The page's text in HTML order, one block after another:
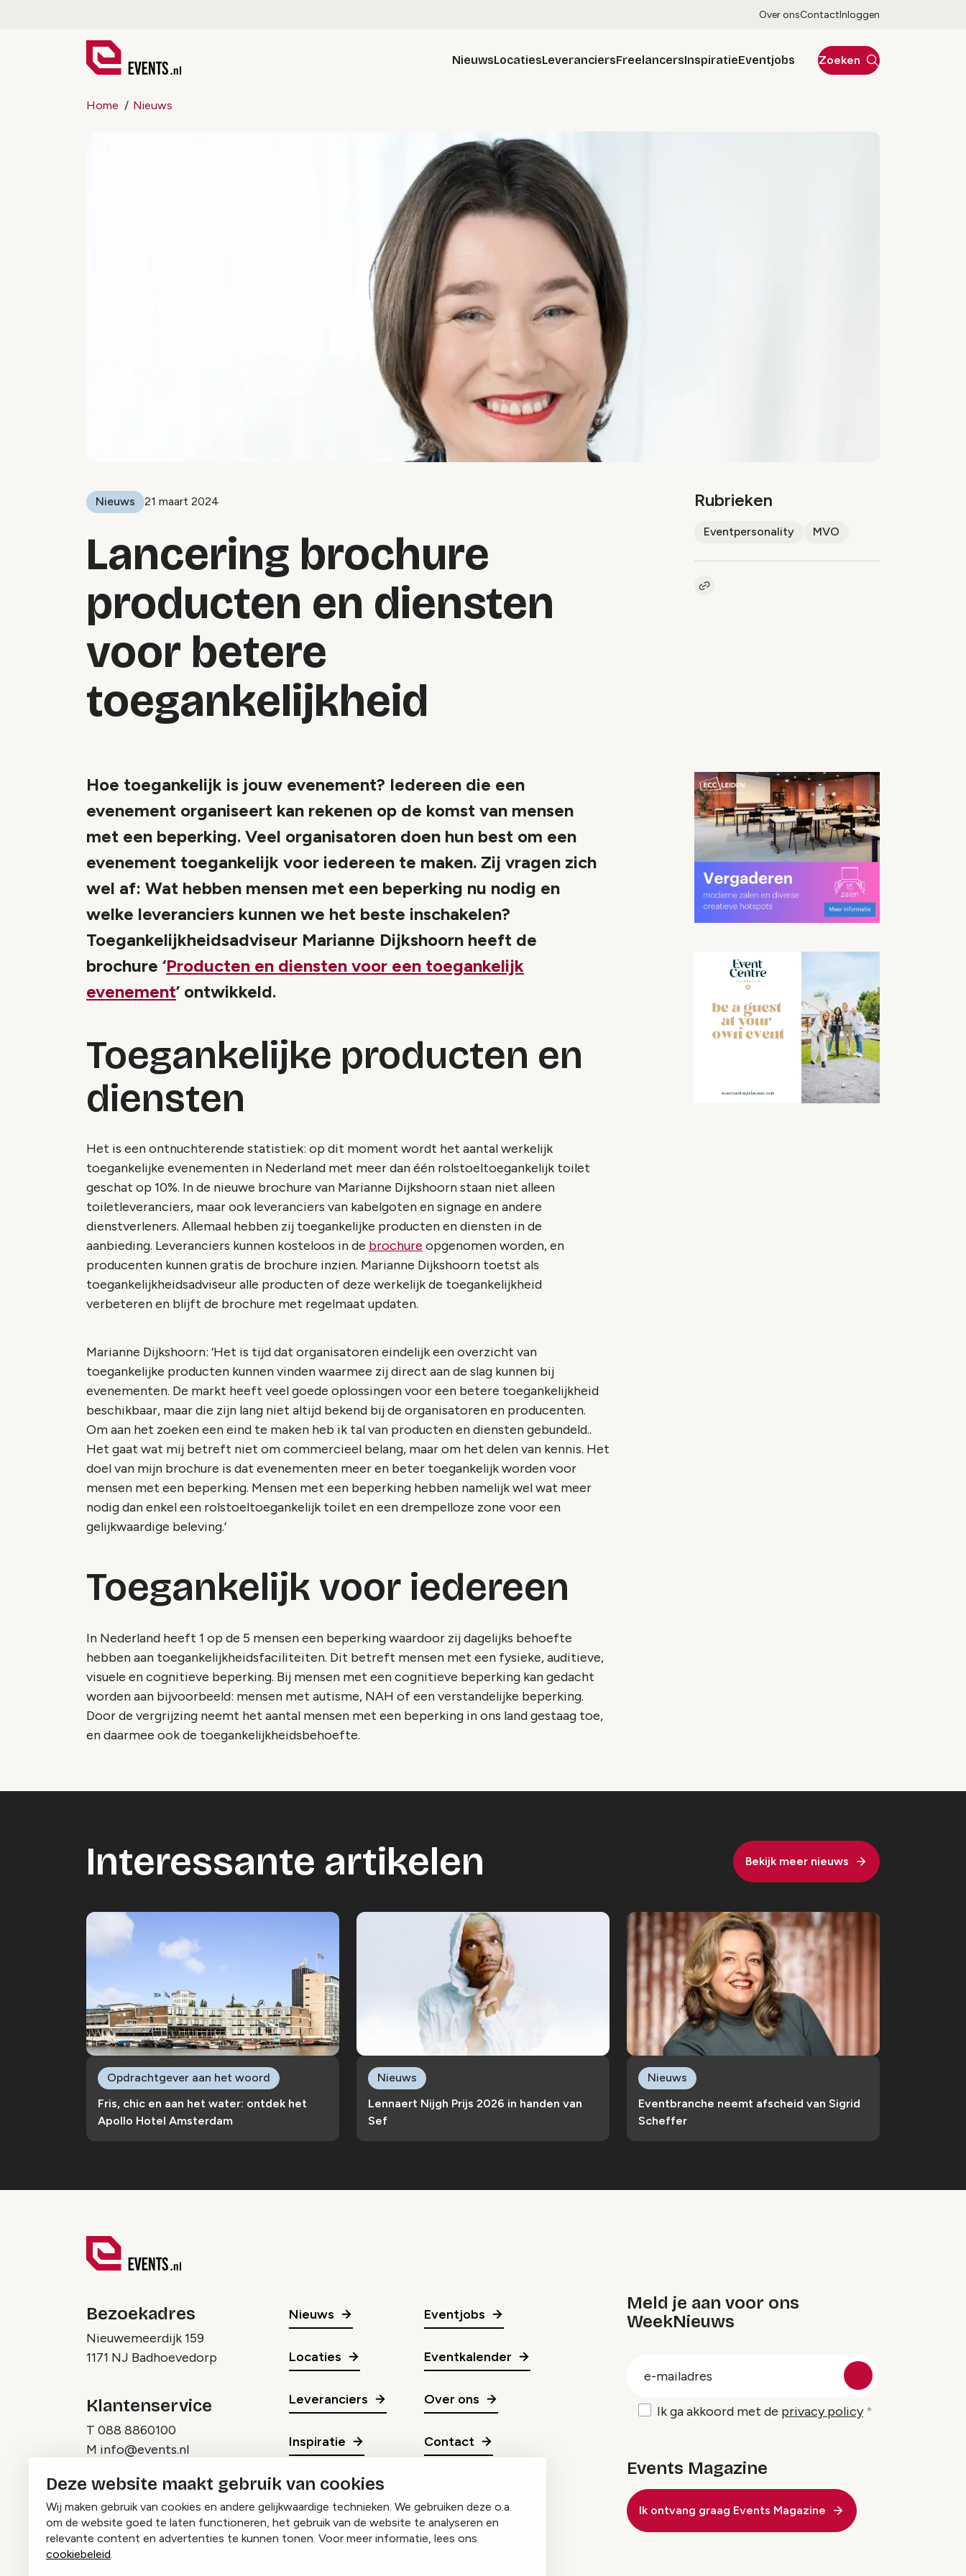
Deze website maakt gebruik van cookies
Wij maken gebruik van cookies en andere gelijkwaardige technieken. We gebruiken deze o.a.
om de website goed te laten functioneren, het gebruik van de website te analyseren en
relevante content en advertenties te kunnen tonen. Voor meer informatie, lees ons
cookiebeleid.
Over onsContactInloggen
NieuwsLocatiesLeveranciersFreelancersInspiratieEventjobs Zoeken
Home Nieuws
Nieuws 21 maart 2024
Lancering brochure
producten en diensten
voor betere
toegankelijkheid
Rubrieken
Eventpersonality MVO
Kopieer link naar artikel
Hoe toegankelijk is jouw evenement? Iedereen die een
evenement organiseert kan rekenen op de komst van mensen
met een beperking. Veel organisatoren doen hun best om een
evenement toegankelijk voor iedereen te maken. Zij vragen zich
wel af: Wat hebben mensen met een beperking nu nodig en
welke leveranciers kunnen we het beste inschakelen?
Toegankelijkheidsadviseur Marianne Dijkshoorn heeft de
brochure ‘Producten en diensten voor een toegankelijk
evenement’ ontwikkeld.
Toegankelijke producten en
diensten
Het is een ontnuchterende statistiek: op dit moment wordt het aantal werkelijk
toegankelijke evenementen in Nederland met meer dan één rolstoeltoegankelijk toilet
geschat op 10%. In de nieuwe brochure van Marianne Dijkshoorn staan niet alleen
toiletleveranciers, maar ook leveranciers van kabelgoten en signage en andere
dienstverleners. Allemaal hebben zij toegankelijke producten en diensten in de
aanbieding. Leveranciers kunnen kosteloos in de brochure opgenomen worden, en
producenten kunnen gratis de brochure inzien. Marianne Dijkshoorn toetst als
toegankelijkheidsadviseur alle producten of deze werkelijk de toegankelijkheid
verbeteren en blijft de brochure met regelmaat updaten.
Marianne Dijkshoorn: ‘Het is tijd dat organisatoren eindelijk een overzicht van
toegankelijke producten kunnen vinden waarmee zij direct aan de slag kunnen bij
evenementen. De markt heeft veel goede oplossingen voor een betere toegankelijkheid
beschikbaar, maar die zijn lang niet altijd bekend bij de organisatoren en producenten.
Om aan het zoeken een eind te maken heb ik tal van producten en diensten gebundeld..
Het gaat wat mij betreft niet om commercieel belang, maar om het delen van kennis. Het
doel van mijn brochure is dat evenementen meer en beter toegankelijk worden voor
mensen met een beperking. Mensen met een beperking hebben namelijk wel wat meer
nodig dan enkel een rolstoeltoegankelijk toilet en een drempelloze zone voor een
gelijkwaardige beleving.’
Toegankelijk voor iedereen
In Nederland heeft 1 op de 5 mensen een beperking waardoor zij dagelijks behoefte
hebben aan toegankelijkheidsfaciliteiten. Dit betreft mensen met een fysieke, auditieve,
visuele en cognitieve beperking. Bij mensen met een cognitieve beperking kan gedacht
worden aan bijvoorbeeld: mensen met autisme, NAH of een verstandelijke beperking.
Door de vergrijzing neemt het aantal mensen met een beperking in ons land gestaag toe,
en daarmee ook de toegankelijkheidsbehoefte.
Interessante artikelen Bekijk meer nieuws
Fris, chic en aan het water: ontdek het
Apollo Hotel Amsterdam
Opdrachtgever aan het woord
Lennaert Nijgh Prijs 2026 in handen van
Sef
Nieuws
Eventbranche neemt afscheid van Sigrid
Scheffer
Nieuws
Bezoekadres
Nieuwemeerdijk 159
1171 NJ Badhoevedorp
Klantenservice
T 088 8860100
M info@events.nl
Nieuws
Locaties
Leveranciers
Inspiratie
Eventjobs
Eventkalender
Over ons
Contact
Meld je aan voor ons
WeekNieuws
Ik ga akkoord met de privacy policy
Events Magazine
Ik ontvang graag Events Magazine